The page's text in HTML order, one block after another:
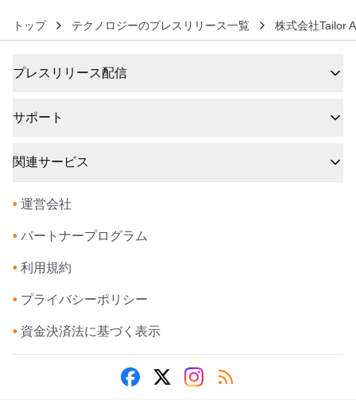
トップ テクノロジーのプレスリリース一覧 株式会社Tailor
プレスリリース配信
サポート
関連サービス
• 運営会社
• パートナープログラム
• 利用規約
• プライバシーポリシー
• 資金決済法に基づく表示